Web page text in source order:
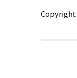
Copyright